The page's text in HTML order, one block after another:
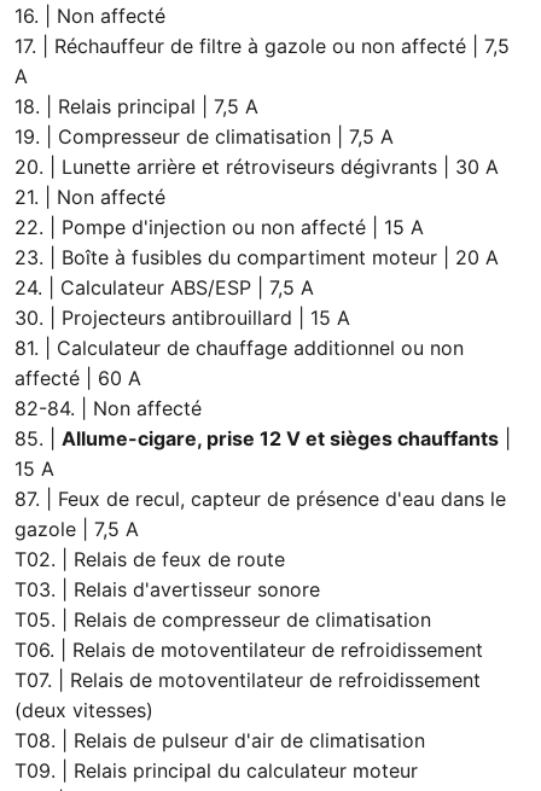
16. | Non affecté
17. | Réchauffeur de filtre à gazole ou non affecté | 7,5
A
18. | Relais principal | 7,5 A
19. | Compresseur de climatisation | 7,5 A
20. | Lunette arrière et rétroviseurs dégivrants | 30 A
21. | Non affecté
22. | Pompe d'injection ou non affecté | 15 A
23. | Boîte à fusibles du compartiment moteur | 20 A
24. | Calculateur ABS/ESP | 7,5 A
30. | Projecteurs antibrouillard | 15 A
81. | Calculateur de chauffage additionnel ou non
affecté | 60 A
82-84. | Non affecté
85. | Allume-cigare, prise 12 V et sièges chauffants
15 A
87. | Feux de recul, capteur de présence d'eau dans le
gazole | 7,5 A
T02. | Relais de feux de route
T03. | Relais d'avertisseur sonore
T05. | Relais de compresseur de climatisation
T06. | Relais de motoventilateur de refroidissement
T07. | Relais de motoventilateur de refroidissement
(deux vitesses)
T08. | Relais de pulseur d'air de climatisation
T09. | Relais principal du calculateur moteur